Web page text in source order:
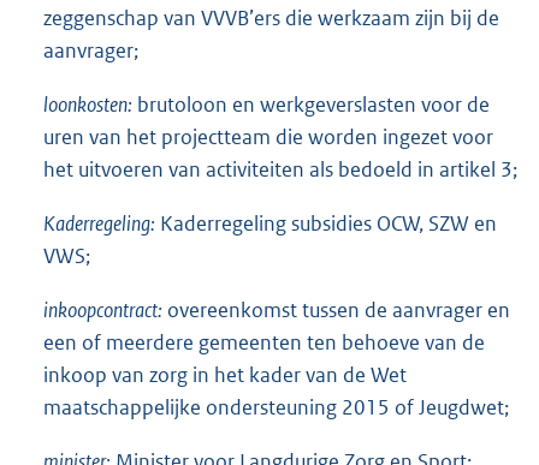
zeggenschap van VVVB’ers die werkzaam zijn bij de
aanvrager;
loonkosten: brutoloon en werkgeverslasten voor de
uren van het projectteam die worden ingezet voor
het uitvoeren van activiteiten als bedoeld in artikel 3;
Kaderregeling: Kaderregeling subsidies OCW, SZW en
VWS;
inkoopcontract: overeenkomst tussen de aanvrager en
een of meerdere gemeenten ten behoeve van de
inkoop van zorg in het kader van de Wet
maatschappelijke ondersteuning 2015 of Jeugdwet;